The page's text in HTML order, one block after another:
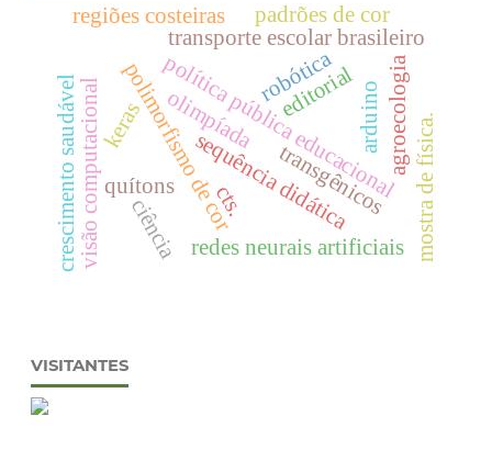
editorial
olimpíada
política pública educacional
transporte escolar brasileiro
padrões de cor
polimorfismo de cor
quítons
regiões costeiras
robótica
redes neurais artificiais
visão computacionalkeras
crescimento saudável mostra de física.
sequência didática
transgênicos
cts.
agroecologia
ciência
arduino
VISITANTES